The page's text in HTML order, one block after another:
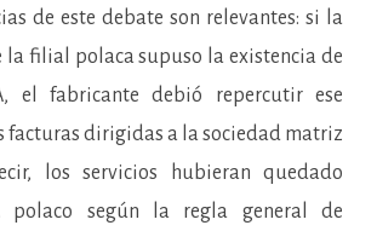
de este debate son relevantes: si la
la filial polaca supuso la existencia de
el fabricante debió repercutir ese
facturas dirigidas a la sociedad matriz
los servicios hubieran quedado
polaco según la regla general de